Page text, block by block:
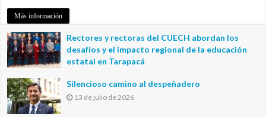
Más información
Rectores y rectoras del CUECH abordan los
desafíos y el impacto regional de la educación
estatal en Tarapacá
Silencioso camino al despeñadero
13 de julio de 2026